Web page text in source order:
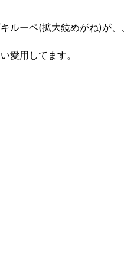
ルーペ(拡大鏡めがね)が、
愛用してます。